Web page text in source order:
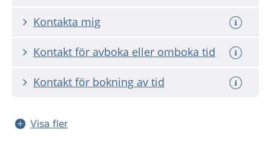
Kontakta mig
Kontakt för avboka eller omboka tid
Kontakt för bokning av tid
Visa fler